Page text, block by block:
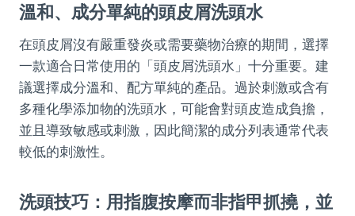
溫和、成分單純的頭皮屑洗頭水
在頭皮屑沒有嚴重發炎或需要藥物治療的期間，選擇
一款適合日常使用的「頭皮屑洗頭水」十分重要。建
議選擇成分溫和、配方單純的產品。過於刺激或含有
多種化學添加物的洗頭水，可能會對頭皮造成負擔，
並且導致敏感或刺激，因此簡潔的成分列表通常代表
較低的刺激性。
洗頭技巧：用指腹按摩而非指甲抓撓，並